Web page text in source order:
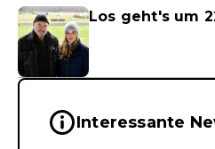
Los geht's um
Wichtige
Interessante